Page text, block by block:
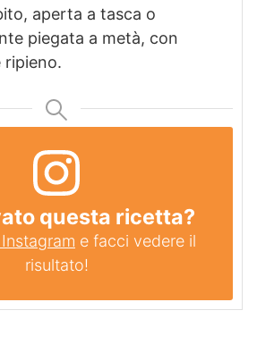
aperta a tasca o
piegata a metà, con
ripieno.
questa ricetta?
e facci vedere il
risultato!